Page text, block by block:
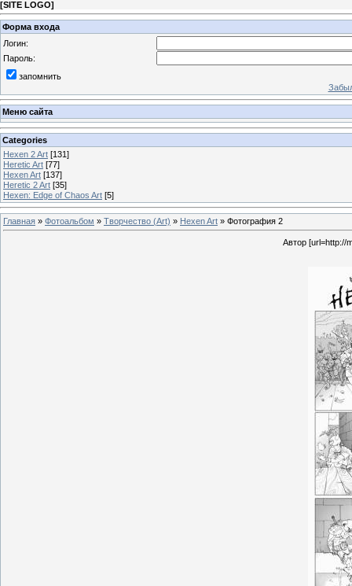
[SITE LOGO]
Форма входа
Логин:
Пароль:
запомнить
Меню сайта
Categories
Hexen 2 Art [131]
Heretic Art [77]
Hexen Art [137]
Heretic 2 Art [35]
Hexen: Edge of Chaos Art [5]
Главная » Фотоальбом » Творчество (Art) » Hexen Art » Фотография 2
Автор [url=http://